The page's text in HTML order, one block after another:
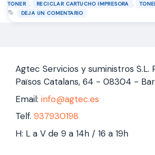
España el reciclaje de los cartuchos de
TONER
, RECICLAR CARTUCHO IMPRESORA ,
DEJA UN COMENTARIO
Agtec Servicios y suministros S.L.
Països Catalans, 64 - 08304 -
Email: info@agtec.es
Telf. 937930198
H: L a V de 9 a 14h / 16 a 19h